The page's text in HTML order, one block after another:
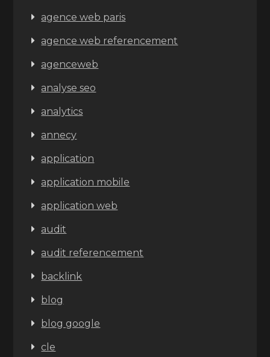
agence web paris
agence web referencement
agenceweb
analyse seo
analytics
annecy
application
application mobile
application web
audit
audit referencement
backlink
blog
blog google
cle